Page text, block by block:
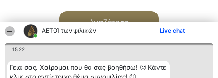
ΑΕΤΟΊ των ψιλικών Live chat
15:22
Γεια σας. Χαίρομαι που θα σας βοηθήσω! 🙂 Κάντε
Αναζήτηση